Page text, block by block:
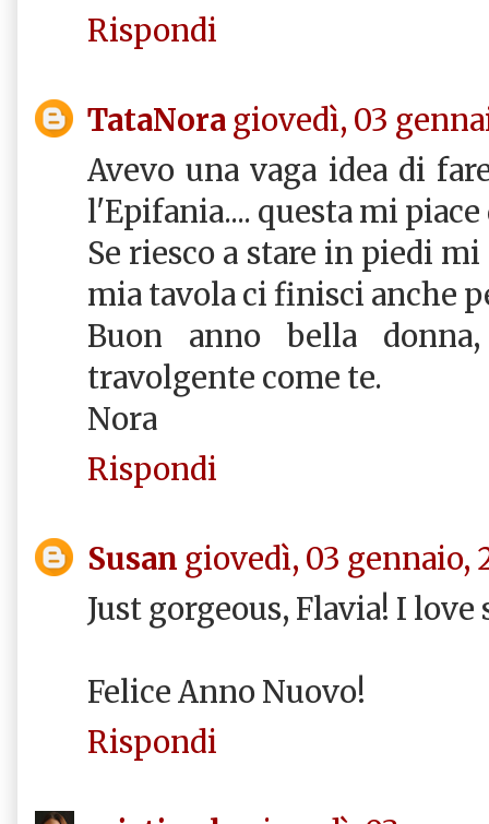
Rispondi
TataNora giovedì, 03
Avevo una vaga idea di
l'Epifania.... questa mi
Se riesco a stare in piedi
mia tavola ci finisci anche
Buon anno bella
travolgente come te.
Nora
Rispondi
Susan giovedì, 03 gennaio,
Just gorgeous, Flavia! I
Felice Anno Nuovo!
Rispondi